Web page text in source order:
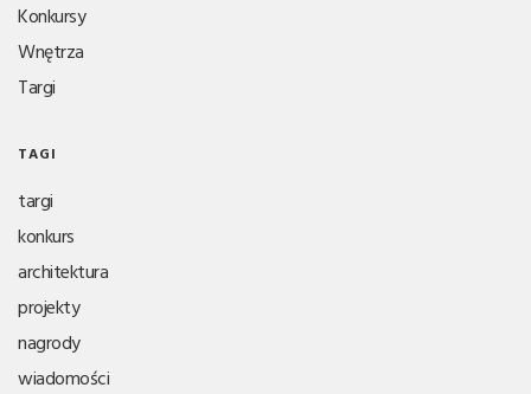
Konkursy
Wnętrza
Targi
TAGI
targi
konkurs
architektura
projekty
nagrody
wiadomości